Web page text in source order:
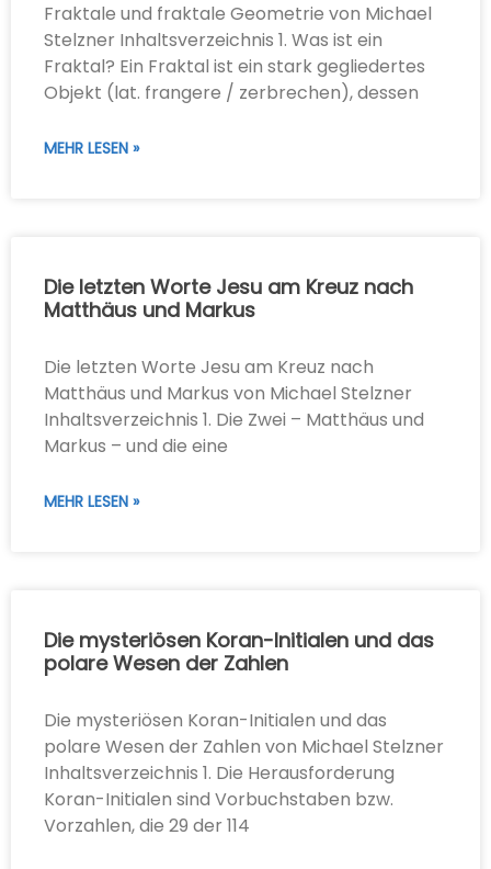
Fraktale und fraktale Geometrie von Michael
Stelzner Inhaltsverzeichnis 1. Was ist ein
Fraktal? Ein Fraktal ist ein stark gegliedertes
Objekt (lat. frangere / zerbrechen), dessen
MEHR LESEN »
Die letzten Worte Jesu am Kreuz nach
Matthäus und Markus
Die letzten Worte Jesu am Kreuz nach
Matthäus und Markus von Michael Stelzner
Inhaltsverzeichnis 1. Die Zwei – Matthäus und
Markus – und die eine
MEHR LESEN »
Die mysteriösen Koran-Initialen und das
polare Wesen der Zahlen
Die mysteriösen Koran-Initialen und das
polare Wesen der Zahlen von Michael Stelzner
Inhaltsverzeichnis 1. Die Herausforderung
Koran-Initialen sind Vorbuchstaben bzw.
Vorzahlen, die 29 der 114